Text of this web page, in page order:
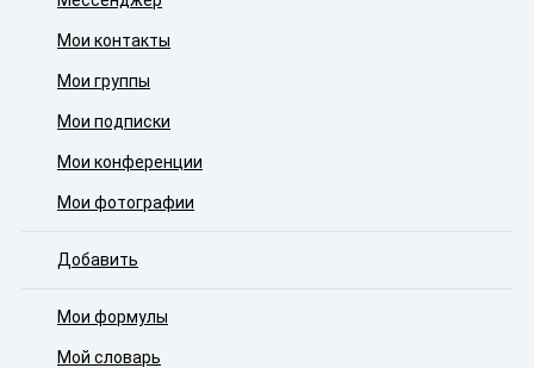
Мои контакты
Мои группы
Мои подписки
Мои конференции
Мои фотографии
Добавить
Мои формулы
Мой словарь